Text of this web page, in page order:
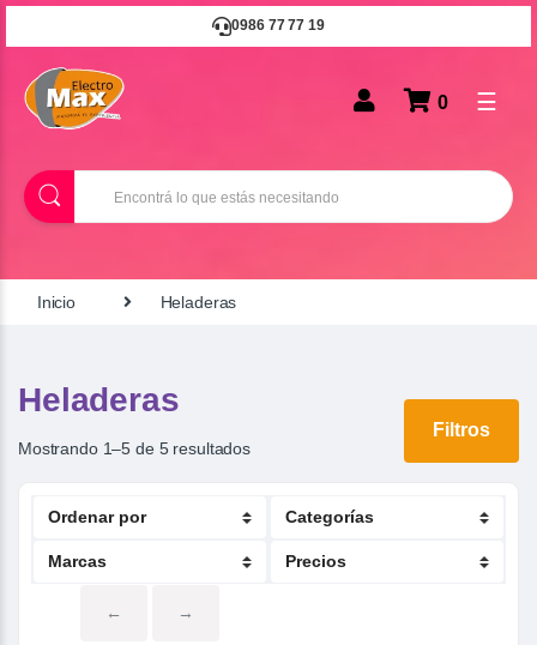
0986 77 77 19
B
u
0 ☰
Inicio Heladeras
Heladeras
Mostrando 1–5 de 5 resultados
Filtros
← →